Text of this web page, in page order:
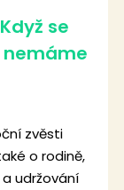
se
zvěsti
o rodině,
udržování